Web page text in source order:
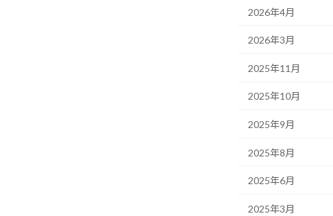
2026年4月
2026年3月
2025年11月
2025年10月
2025年9月
2025年8月
2025年6月
2025年3月